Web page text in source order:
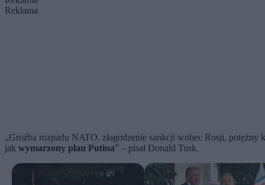
Reklama
„Groźba rozpadu NATO, złagodzenie sankcji wobec Rosji,
jak wymarzony plan Putina” – pisał Donald Tusk.